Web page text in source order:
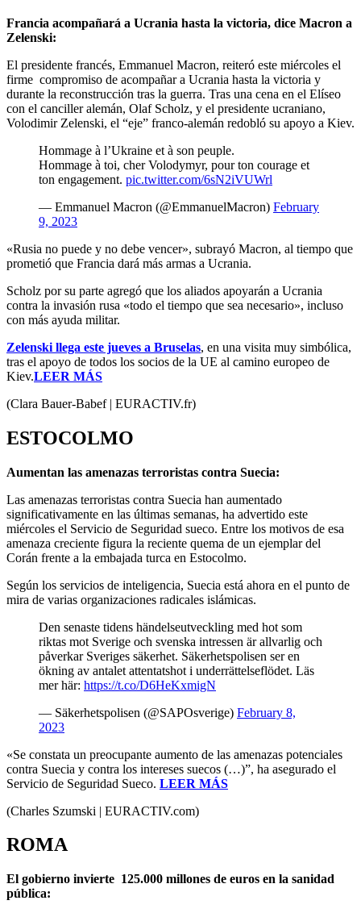
Francia acompañará a Ucrania hasta la victoria, dice Macron a
Zelenski:
El presidente francés, Emmanuel Macron, reiteró este miércoles el
firme compromiso de acompañar a Ucrania hasta la victoria y
durante la reconstrucción tras la guerra. Tras una cena en el Elíseo
con el canciller alemán, Olaf Scholz, y el presidente ucraniano,
Volodimir Zelenski, el “eje” franco-alemán redobló su apoyo a Kiev.
Hommage à l’Ukraine et à son peuple.
Hommage à toi, cher Volodymyr, pour ton courage et
ton engagement. pic.twitter.com/6sN2iVUWrl
— Emmanuel Macron (@EmmanuelMacron) February
9, 2023
«Rusia no puede y no debe vencer», subrayó Macron, al tiempo que
prometió que Francia dará más armas a Ucrania.
Scholz por su parte agregó que los aliados apoyarán a Ucrania
contra la invasión rusa «todo el tiempo que sea necesario», incluso
con más ayuda militar.
Zelenski llega este jueves a Bruselas, en una visita muy simbólica,
tras el apoyo de todos los socios de la UE al camino europeo de
Kiev.LEER MÁS
(Clara Bauer-Babef | EURACTIV.fr)
ESTOCOLMO
Aumentan las amenazas terroristas contra Suecia:
Las amenazas terroristas contra Suecia han aumentado
significativamente en las últimas semanas, ha advertido este
miércoles el Servicio de Seguridad sueco. Entre los motivos de esa
amenaza creciente figura la reciente quema de un ejemplar del
Corán frente a la embajada turca en Estocolmo.
Según los servicios de inteligencia, Suecia está ahora en el punto de
mira de varias organizaciones radicales islámicas.
Den senaste tidens händelseutveckling med hot som
riktas mot Sverige och svenska intressen är allvarlig och
påverkar Sveriges säkerhet. Säkerhetspolisen ser en
ökning av antalet attentatshot i underrättelseflödet. Läs
mer här: https://t.co/D6HeKxmigN
— Säkerhetspolisen (@SAPOsverige) February 8,
2023
«Se constata un preocupante aumento de las amenazas potenciales
contra Suecia y contra los intereses suecos (…)”, ha asegurado el
Servicio de Seguridad Sueco. LEER MÁS
(Charles Szumski | EURACTIV.com)
ROMA
El gobierno invierte 125.000 millones de euros en la sanidad
pública: